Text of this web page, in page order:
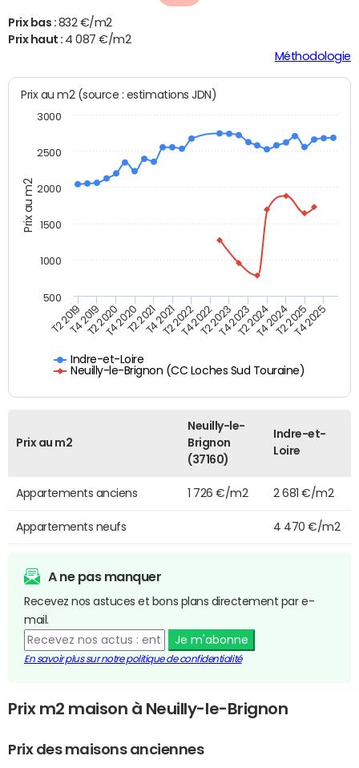
Prix bas : 832 €/m2
Prix haut : 4 087 €/m2
Méthodologie
Prix au m2
Prix au m2 (source : estimations JDN)
Indre-et-Loire
Neuilly-le-Brignon (CC Loches Sud Touraine)
T2 2019T4 2019T2 2020T4 2020T2 2021T4 2021T2 2022T4 2022T2 2023T4 2023T2 2024T4 2024T2 2025T4 2025
500
1000
1500
2000
2500
3000
Prix au m2
Neuilly-le-
Brignon
(37160)
Indre-et-
Loire
Appartements anciens 1 726 €/m2 2 681 €/m2
Appartements neufs 4 470 €/m2
A ne pas manquer
Recevez nos astuces et bons plans directement par e-
mail.
Je m'abonne
En savoir plus sur notre politique de confidentialité
Prix m2 maison à Neuilly-le-Brignon
Prix des maisons anciennes